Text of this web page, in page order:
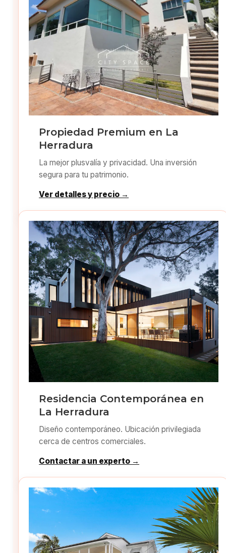
Propiedad Premium en La
Herradura
La mejor plusvalía y privacidad. Una inversión
segura para tu patrimonio.
Ver detalles y precio →
Residencia Contemporánea en
La Herradura
Diseño contemporáneo. Ubicación privilegiada
cerca de centros comerciales.
Contactar a un experto →